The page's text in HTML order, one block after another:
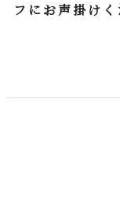
フにお声掛けく